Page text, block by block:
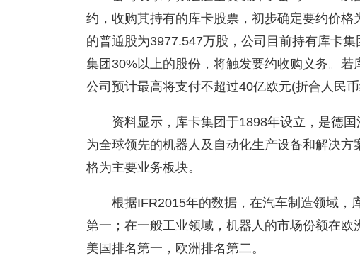
约，收购其持有的库卡股票，初步确定要约价
的普通股为3977.547万股，公司目前持有库卡
集团30%以上的股份，将触发要约收购义务。若
公司预计最高将支付不超过40亿欧元(折合人民
资料显示，库卡集团于1898年设立，是德
为全球领先的机器人及自动化生产设备和解决
格为主要业务板块。
根据IFR2015年的数据，在汽车制造领域，
第一；在一般工业领域，机器人的市场份额在
美国排名第一，欧洲排名第二。